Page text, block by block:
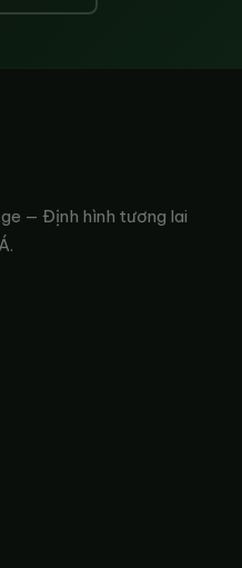
— Định hình tương lai